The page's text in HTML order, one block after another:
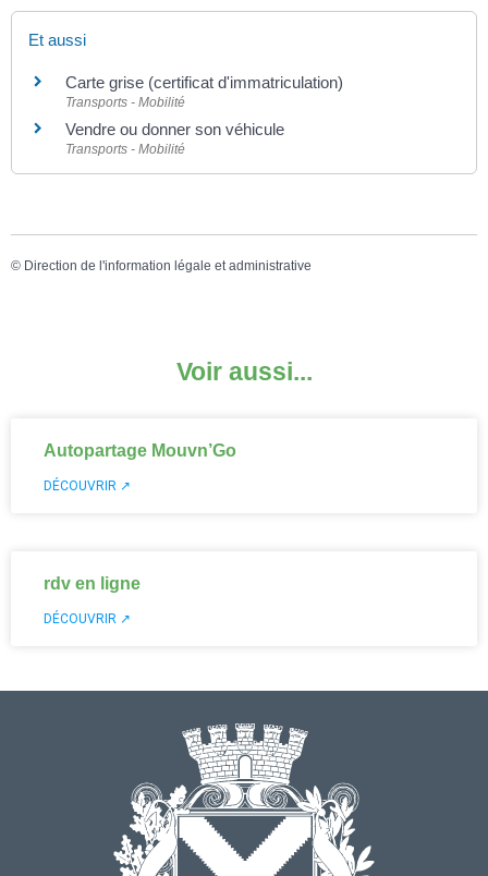
Et aussi
Carte grise (certificat d'immatriculation)
Transports - Mobilité
Vendre ou donner son véhicule
Transports - Mobilité
© Direction de l'information légale et administrative
Voir aussi...
Autopartage Mouvn’Go
DÉCOUVRIR ↗
rdv en ligne
DÉCOUVRIR ↗